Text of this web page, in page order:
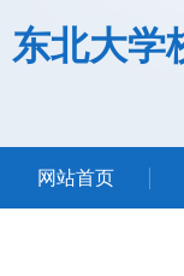
东北大学
网站首页